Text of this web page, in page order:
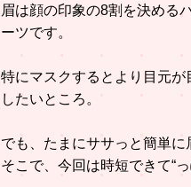
眉は顔の印象の8割を決める
ーツです。
特にマスクするとより目元
したいところ。
でも、たまにササっと簡単に
そこで、今回は時短できて“